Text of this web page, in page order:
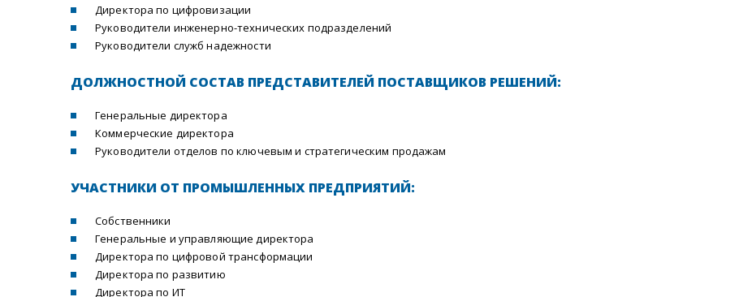
Директора по цифровизации
Руководители инженерно-технических подразделений
Руководители служб надежности
ДОЛЖНОСТНОЙ СОСТАВ ПРЕДСТАВИТЕЛЕЙ ПОСТАВЩИКОВ РЕШЕНИЙ:
Генеральные директора
Коммерческие директора
Руководители отделов по ключевым и стратегическим продажам
УЧАСТНИКИ ОТ ПРОМЫШЛЕННЫХ ПРЕДПРИЯТИЙ:
Собственники
Генеральные и управляющие директора
Директора по цифровой трансформации
Директора по развитию
Директора по ИТ